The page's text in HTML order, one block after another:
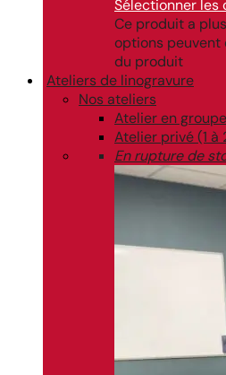
Sélectionner les
Ce produit a
options peuvent
du produit
Ateliers de linogravure
Nos ateliers
Atelier en
Atelier privé (1 à
En rupture de